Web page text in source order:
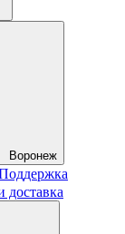
Воронеж
доставка